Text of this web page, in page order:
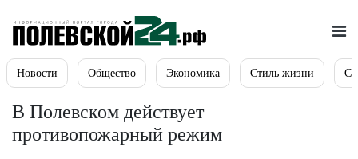
Новости Общество Экономика Стиль жизни
В Полевском действует
противопожарный режим